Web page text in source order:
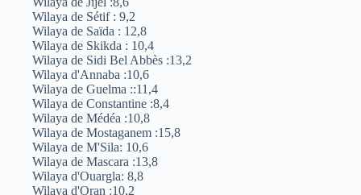
Wilaya de Sétif : 9,2
Wilaya de Saïda : 12,8
Wilaya de Skikda : 10,4
Wilaya de Sidi Bel Abbès :13,2
Wilaya d'Annaba :10,6
Wilaya de Guelma ::11,4
Wilaya de Constantine :8,4
Wilaya de Médéa :10,8
Wilaya de Mostaganem :15,8
Wilaya de M'Sila: 10,6
Wilaya de Mascara :13,8
Wilaya d'Ouargla: 8,8
Wilaya d'Oran :10,2